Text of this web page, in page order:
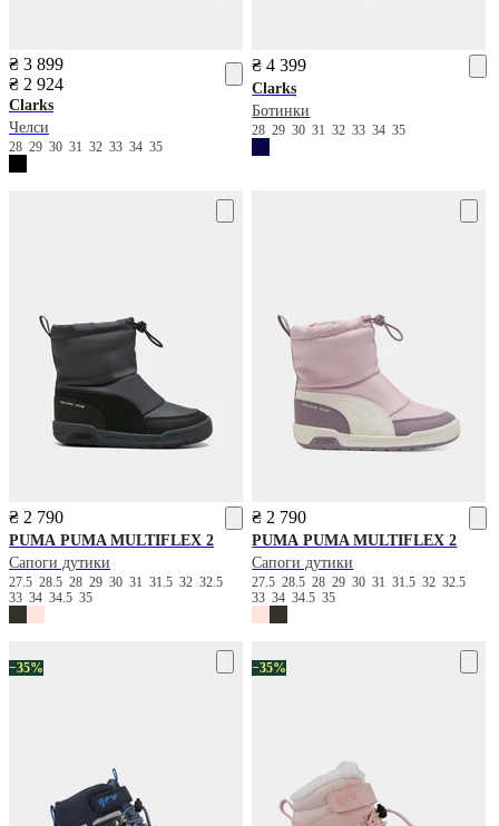
₴ 3 899
₴ 2 924
Clarks
Челси
28 29 30 31 32 33 34 35
₴ 4 399
Clarks
Ботинки
2829303132333435
₴ 2 790
PUMA PUMA MULTIFLEX 2
Сапоги дутики
27.5 28.5 28 29 30 31 31.5 32 32.5
33 34 34.5 35
₴ 2 790
PUMA PUMA MULTIFLEX 2
Сапоги дутики
27.528.52829303131.53232.5
333434.535
−35% −35%